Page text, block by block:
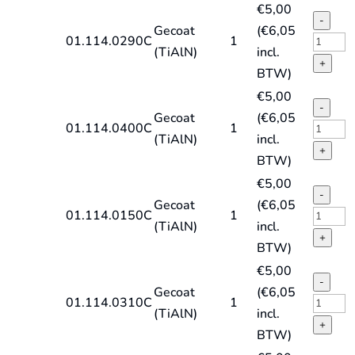
TiAlN
type
HD-
TiAlN
01.114.0290C
Gecoat
(TiAlN)
1
€5,00
(€6,05
incl.
BTW)
-
HSS-
E
type
HD-
TiAlN
+
01.114.0400C
Gecoat
(TiAlN)
1
€5,00
(€6,05
incl.
BTW)
-
HSS-
E
type
HD-
TiAlN
+
01.114.0150C
Gecoat
(TiAlN)
1
€5,00
(€6,05
incl.
BTW)
-
HSS-
E
type
HD-
+
01.114.0310C
Gecoat
(TiAlN)
1
€5,00
(€6,05
incl.
BTW)
-
HSS-
E +